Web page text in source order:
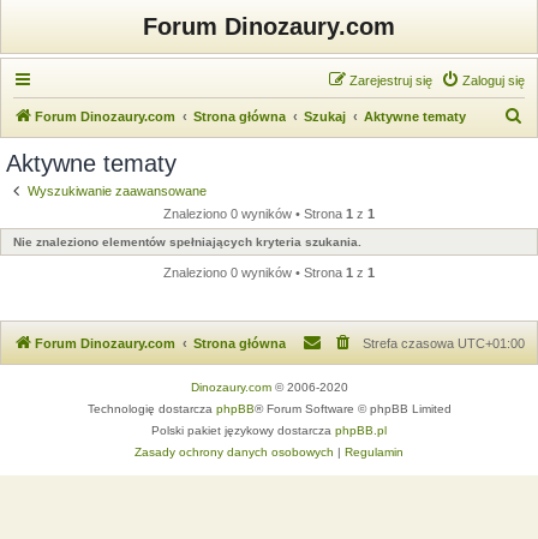
Forum Dinozaury.com
Zaloguj się
Zarejestruj się
Forum Dinozaury.com Strona główna Szukaj Aktywne tematy
a
j
Aktywne tematy
Wyszukiwanie zaawansowane
Znaleziono 0 wyników • Strona 1 z 1
Nie znaleziono elementów spełniających kryteria szukania.
Znaleziono 0 wyników • Strona 1 z 1
Forum Dinozaury.com Strona główna Strefa czasowa UTC+01:00
Dinozaury.com© 2006-2020
Technologię dostarcza phpBB® Forum Software © phpBB Limited
Polski pakiet językowy dostarcza phpBB.pl
Zasady ochrony danych osobowych | Regulamin